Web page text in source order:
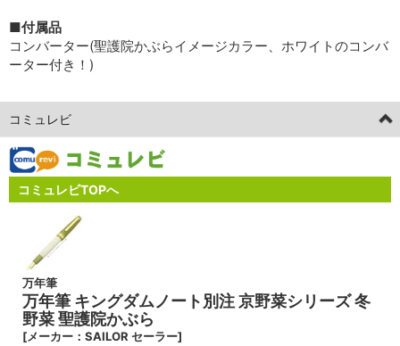
■付属品
コンバーター(聖護院かぶらイメージカラー、ホワイトのコンバ
ーター付き！)
コミュレビ
コミュレビTOPへ
万年筆
万年筆 キングダムノート別注 京野菜シリーズ 冬
野菜 聖護院かぶら
[メーカー：SAILOR セーラー]